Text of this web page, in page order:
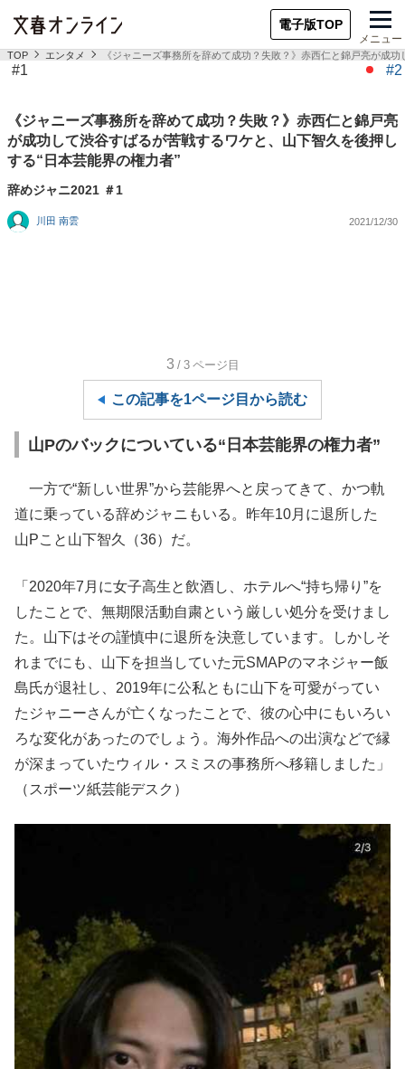
電子版TOP
メニュー
TOP エンタメ 《ジャニーズ事務所を辞めて成功？失敗？》赤西仁と錦戸亮が成
#1 #2
《ジャニーズ事務所を辞めて成功？失敗？》赤西仁と錦戸亮
が成功して渋谷すばるが苦戦するワケと、山下智久を後押し
する“日本芸能界の権力者”
辞めジャニ2021 ＃1
川田 南雲 2021/12/30
3 /3 ページ目
この記事を1ページ目から読む
山Pのバックについている“日本芸能界の権力者”
一方で“新しい世界”から芸能界へと戻ってきて、かつ軌
道に乗っている辞めジャニもいる。昨年10月に退所した
山Pこと山下智久（36）だ。
「2020年7月に女子高生と飲酒し、ホテルへ“持ち帰り”を
したことで、無期限活動自粛という厳しい処分を受けまし
た。山下はその謹慎中に退所を決意しています。しかしそ
れまでにも、山下を担当していた元SMAPのマネジャー飯
島氏が退社し、2019年に公私ともに山下を可愛がってい
たジャニーさんが亡くなったことで、彼の心中にもいろい
ろな変化があったのでしょう。海外作品への出演などで縁
が深まっていたウィル・スミスの事務所へ移籍しました」
（スポーツ紙芸能デスク）